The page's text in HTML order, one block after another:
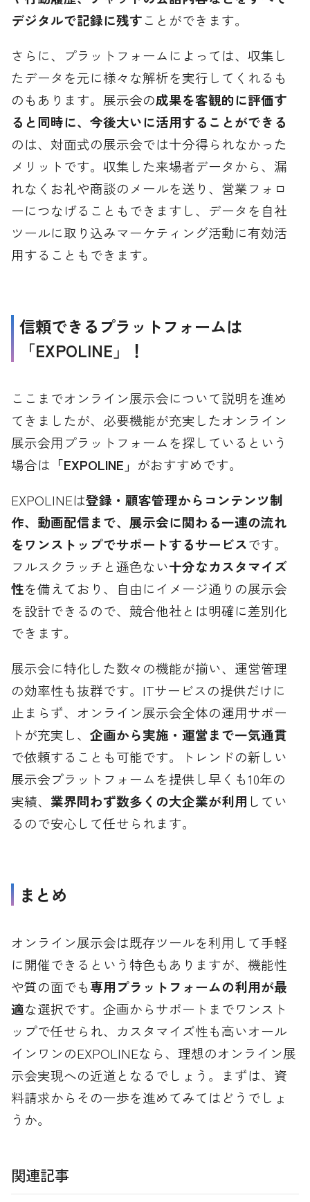
デジタルで記録に残すことができます。
さらに、プラットフォームによっては、収集し
たデータを元に様々な解析を実行してくれるも
のもあります。展示会の成果を客観的に評価す
ると同時に、今後大いに活用することができる
のは、対面式の展示会では十分得られなかった
メリットです。収集した来場者データから、漏
れなくお礼や商談のメールを送り、営業フォロ
ーにつなげることもできますし、データを自社
ツールに取り込みマーケティング活動に有効活
用することもできます。
信頼できるプラットフォームは
「EXPOLINE」！
ここまでオンライン展示会について説明を進め
てきましたが、必要機能が充実したオンライン
展示会用プラットフォームを探しているという
場合は 「EXPOLINE」 がおすすめです。
EXPOLINEは登録・顧客管理からコンテンツ制
作、動画配信まで、展示会に関わる一連の流れ
をワンストップでサポートするサービスです。
フルスクラッチと遜色ない十分なカスタマイズ
性を備えており、自由にイメージ通りの展示会
を設計できるので、競合他社とは明確に差別化
できます。
展示会に特化した数々の機能が揃い、運営管理
の効率性も抜群です。ITサービスの提供だけに
止まらず、オンライン展示会全体の運用サポー
トが充実し、企画から実施・運営まで一気通貫
で依頼することも可能です。トレンドの新しい
展示会プラットフォームを提供し早くも10年の
実績、 業界問わず数多くの大企業が利用 してい
るので安心して任せられます。
まとめ
オンライン展示会は既存ツールを利用して手軽
に開催できるという特色もありますが、機能性
や質の面でも専用プラットフォームの利用が最
適な選択です。企画からサポートまでワンスト
ップで任せられ、カスタマイズ性も高いオール
インワンのEXPOLINEなら、理想のオンライン展
示会実現への近道となるでしょう。まずは、資
料請求からその一歩を進めてみてはどうでしょ
うか。
関連記事